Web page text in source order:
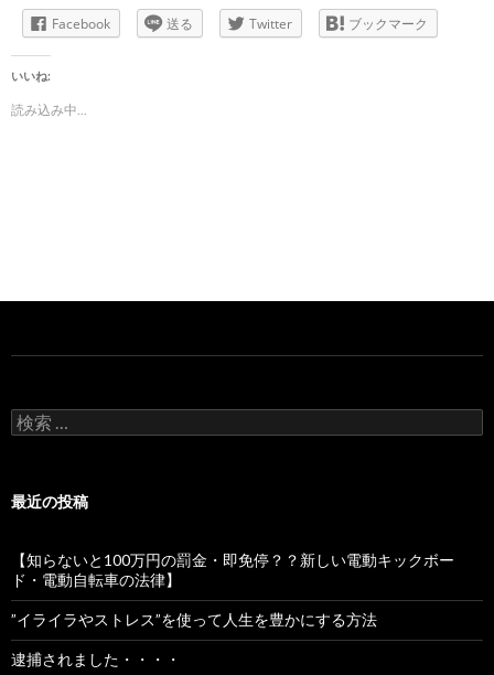
Facebook 送る Twitter ブックマーク
いいね:
読み込み中...
検
索:
最近の投稿
【知らないと100万円の罰金・即免停？？新しい電動キックボー
ド・電動自転車の法律】
”イライラやストレス”を使って人生を豊かにする方法
逮捕されました・・・・